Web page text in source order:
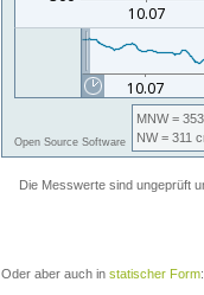
Oder aber auch in statischer Form: